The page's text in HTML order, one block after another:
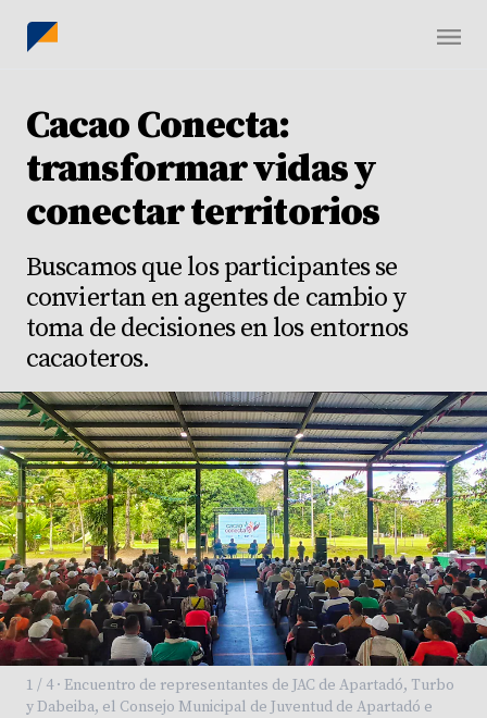
Cacao Conecta:
transformar vidas y
conectar territorios
Buscamos que los participantes se
conviertan en agentes de cambio y
toma de decisiones en los entornos
cacaoteros.
1 / 4 · Encuentro de representantes de JAC de Apartadó, Turbo
y Dabeiba, el Consejo Municipal de Juventud de Apartadó e